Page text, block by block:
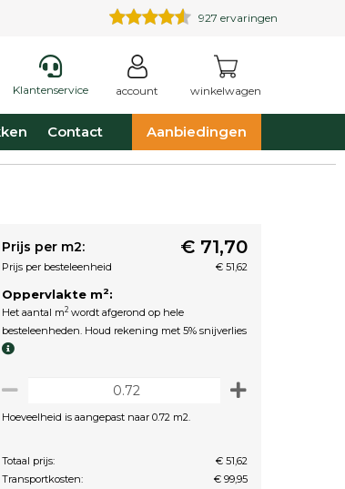
927 ervaringen
Klantenservice account winkelwagen
Contact Aanbiedingen
Prijs per m2: € 71,70
Prijs per besteleenheid € 51,62
Oppervlakte m2:
Het aantal m2 wordt afgerond op hele
besteleenheden. Houd rekening met 5% snijverlies
Hoeveelheid is aangepast naar 0.72 m2.
Totaal prijs:
€ 51,62
Transportkosten:
€ 99,95